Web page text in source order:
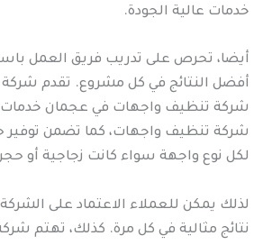
خدمات عالية الجودة.
أيضا، تحرص على تدريب فريق العمل
أفضل النتائج في كل مشروع. تقدم
شركة تنظيف واجهات في عجمان
شركة تنظيف واجهات، كما تضمن
لكل نوع واجهة سواء كانت زجاجية أو
لذلك يمكن للعملاء الاعتماد على
نتائج مثالية في كل مرة. كذلك، تهتم